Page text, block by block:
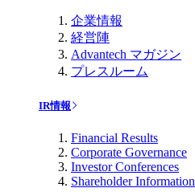
企業情報
経営陣
Advantech マガジン
プレスルーム
IR情報
Financial Results
Corporate Governance
Investor Conferences
Shareholder Information